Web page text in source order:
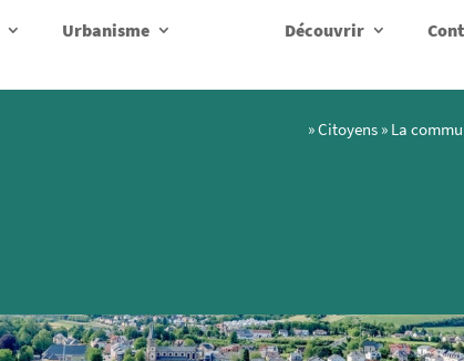
Urbanisme Découvrir
»Citoyens » La